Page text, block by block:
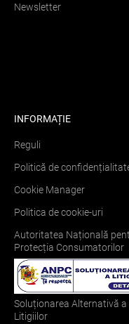
Newsletter
INFORMAȚIE
Reguli
Politică de
Cookie Manager
Politica de cookie-uri
Autoritatea Națională
Protecția Consumatorilor
Soluționarea Alternativă a
Litigiilor